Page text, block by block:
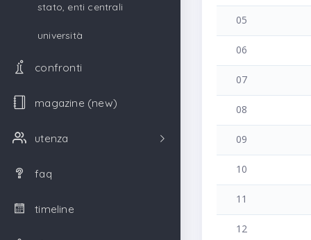
stato, enti centrali
università
confronti
magazine (new)
utenza
faq
timeline
05
06
07
08
09
10
11
12